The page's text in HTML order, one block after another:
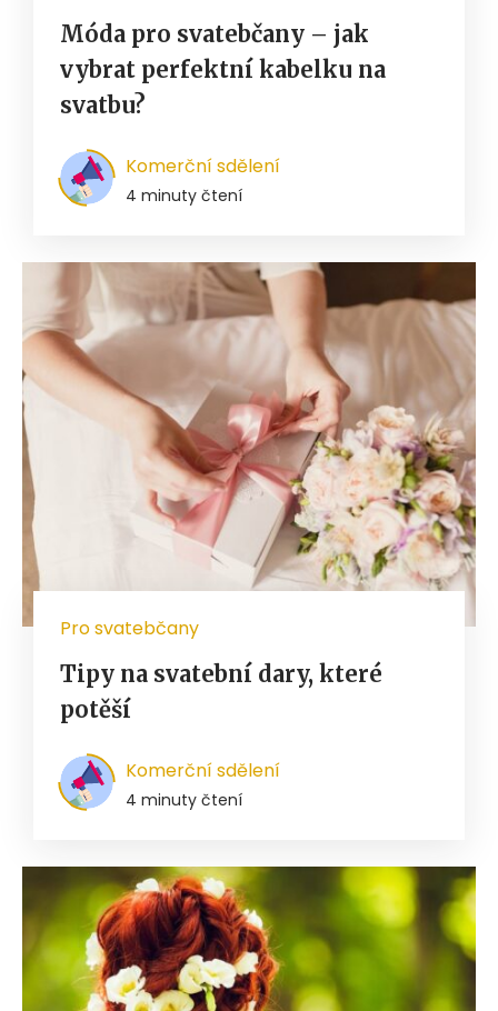
Móda pro svatebčany – jak
vybrat perfektní kabelku na
svatbu?
Komerční sdělení
4 minuty čtení
Pro svatebčany
Tipy na svatební dary, které
potěší
Komerční sdělení
4 minuty čtení